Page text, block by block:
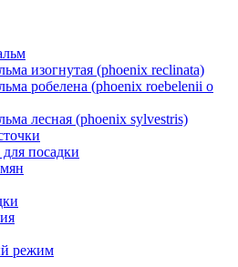
изогнутая (phoenix reclinata)
робелена (phoenix roebelenii o
лесная (phoenix sylvestris)
посадки
режим